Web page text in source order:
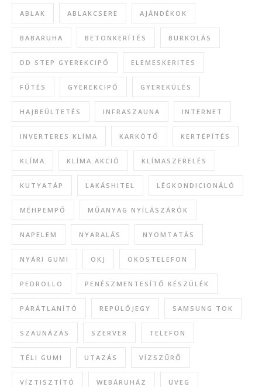
ABLAK ABLAKCSERE AJÁNDÉKOK
BABARUHA BETONKERÍTÉS BURKOLÁS
DD STEP GYEREKCIPŐ ELEMESKERITES
FŰTÉS GYEREKCIPŐ GYEREKÜLÉS
HAJBEÜLTETÉS INFRASZAUNA INTERNET
INVERTERES KLÍMA KARKÖTŐ KERTÉPÍTÉS
KLÍMA KLÍMA AKCIÓ KLÍMASZERELÉS
KUTYATÁP LAKÁSHITEL LÉGKONDICIONÁLÓ
MÉHPEMPŐ MŰANYAG NYÍLÁSZÁRÓK
NAPELEM NYARALÁS NYOMTATÁS
NYÁRI GUMI OKJ OKOSTELEFON
PEDROLLO PENÉSZMENTESÍTŐ KÉSZÜLÉK
PÁRÁTLANÍTÓ REPÜLŐJEGY SAMSUNG TOK
SZAUNÁZÁS SZERVER TELEFON
TÉLI GUMI UTAZÁS VÍZSZŰRŐ
VÍZTISZTÍTÓ WEBÁRUHÁZ ÜVEG